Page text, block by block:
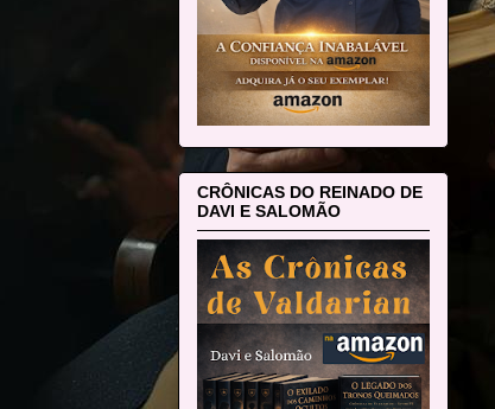
CRÔNICAS DO REINADO DE
DAVI E SALOMÃO